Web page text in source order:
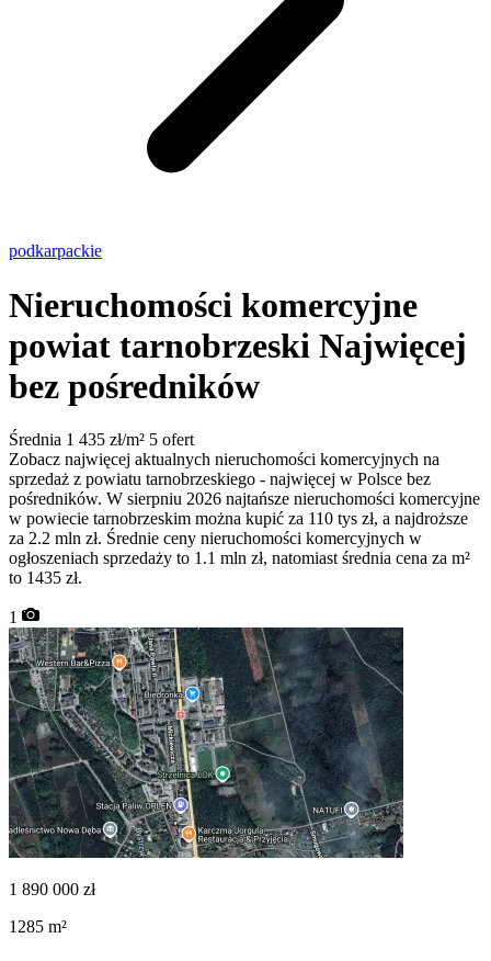
podkarpackie
Nieruchomości komercyjne
powiat tarnobrzeski Najwięcej
bez pośredników
Średnia 1 435 zł/m² 5 ofert
Zobacz najwięcej aktualnych nieruchomości komercyjnych na
sprzedaż z powiatu tarnobrzeskiego - najwięcej w Polsce bez
pośredników. W sierpniu 2026 najtańsze nieruchomości komercyjne
w powiecie tarnobrzeskim można kupić za 110 tys zł, a najdroższe
za 2.2 mln zł. Średnie ceny nieruchomości komercyjnych w
ogłoszeniach sprzedaży to 1.1 mln zł, natomiast średnia cena za m²
to 1435 zł.
1
1 890 000 zł
1285 m²